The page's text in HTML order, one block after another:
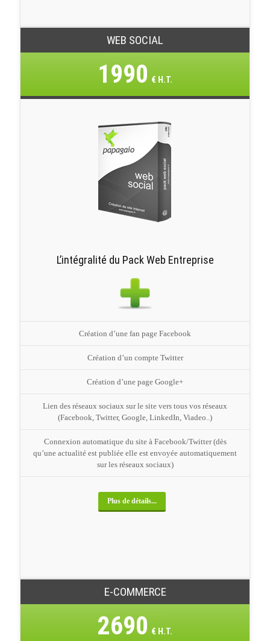
WEB SOCIAL
1990 € H.T.
L’intégralité du Pack Web Entreprise
Création d’une fan page Facebook
Création d’un compte Twitter
Création d’une page Google+
Lien des réseaux sociaux sur le site vers tous vos réseaux
(Facebook, Twitter, Google, LinkedIn, Viadeo..)
Connexion automatique du site à Facebook/Twitter (dès
qu’une actualité est publiée elle est envoyée automatiquement
sur les réseaux sociaux)
Plus de détails...
E-COMMERCE
2690 € H.T.